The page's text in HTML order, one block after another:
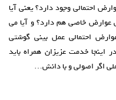
احتمالی وجود دارد؟ یعنی آیا
عوارض خاصی هم دارد؟ و آیا می
احتمالی عمل بینی گوشتی
اینجا خدمت عزیزان همراه باید
اگر اصولی و با دانش…